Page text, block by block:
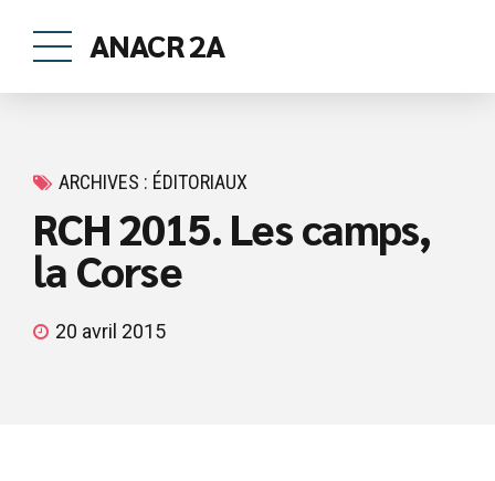
ANACR 2A
ARCHIVES : ÉDITORIAUX
RCH 2015. Les camps,
la Corse
20 avril 2015